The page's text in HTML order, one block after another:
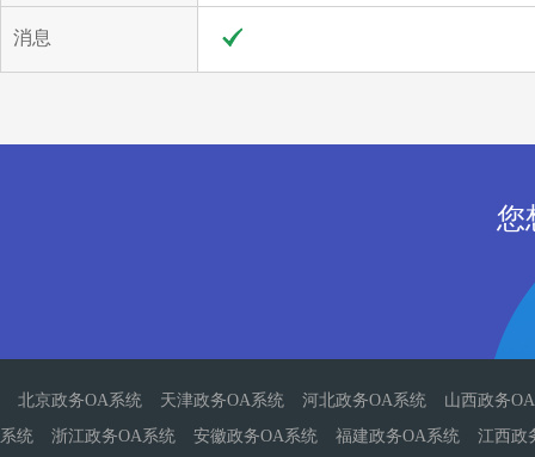
消息
您
北京政务OA系统 天津政务OA系统 河北政务OA系统
山西政务
系统
浙江政务OA系统 安徽政务OA系统 福建政务OA系统 江西政